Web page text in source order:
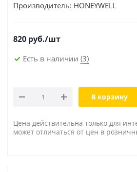
Производитель: HONEYWELL
820 руб./шт
Есть в наличии (3)
В корзину
Цена действительна только для
может отличаться от цен в